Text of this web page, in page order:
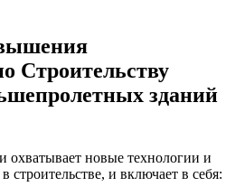
Строительству
зданий
новые технологии и
строительстве, и включает в себя: